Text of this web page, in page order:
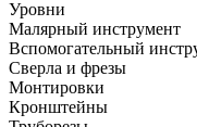
Уровни
Малярный инструмент
Вспомогательный
Сверла и фрезы
Монтировки
Кронштейны